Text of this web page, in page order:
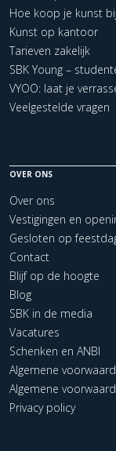
Hoe koop je kunst
Kunst op kantoor
Tarieven zakelijk
SBK Young –
VYOO: laat je
Veelgestelde vragen
OVER ONS
Over ons
Vestigingen en
Gesloten op
Contact
Blijf op de hoogte
Blog
SBK in de media
Vacatures
Schenken en ANBI
Algemene
Algemene
Privacy policy